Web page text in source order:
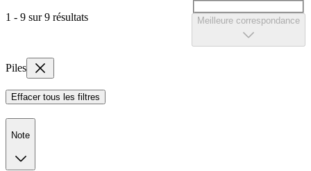
1 - 9 sur 9 résultats Meilleure correspondance
Piles
Effacer tous les filtres
Note